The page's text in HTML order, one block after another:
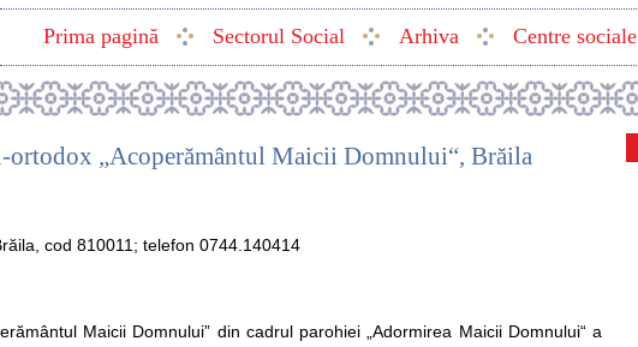
Prima pagină Sectorul Social Arhiva Centre sociale
ortodox „Acoperământul Maicii Domnului“, Brăila
cod 810011; telefon 0744.140414
Maicii Domnului” din cadrul parohiei „Adormirea Maicii Domnului“ a